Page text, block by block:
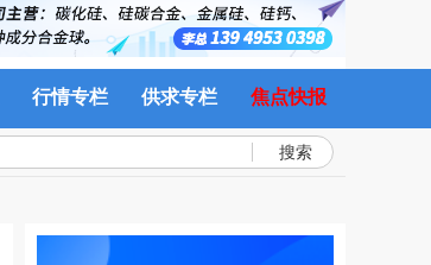
行情专栏 供求专栏 焦点快报
搜索